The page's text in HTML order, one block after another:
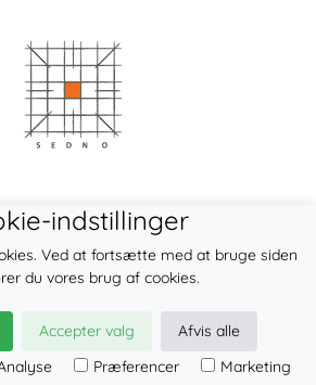
LennyLamb sp. z o.o. sp.k.
indstillinger
Ved at fortsætte med at bruge siden
du vores brug af cookies.
Accepter valg
Afvis alle
Præferencer Marketing